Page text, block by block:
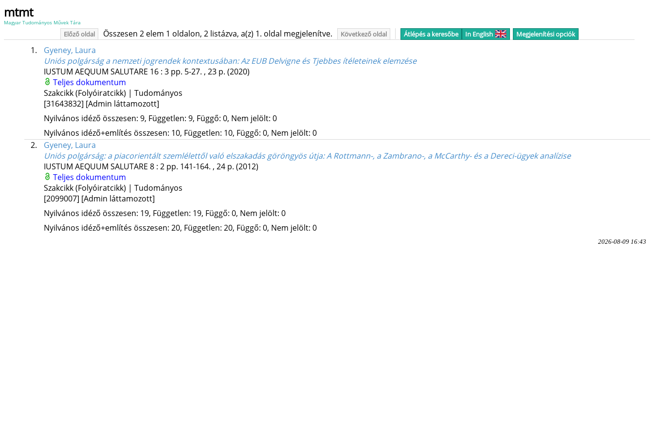
mtmt
Magyar Tudományos Művek Tára
Előző oldal Összesen 2 elem 1 oldalon, 2 listázva, a(z) 1. oldal megjelenítve. Következő oldal Átlépés a keresőbe In English Megjelenítési opciók
1.
Gyeney, Laura
Uniós polgárság a nemzeti jogrendek kontextusában: Az EUB Delvigne és Tjebbes ítéleteinek elemzése
IUSTUM AEQUUM SALUTARE 16: 3 pp. 5-27. , 23 p. (2020)
Teljes dokumentum
Szakcikk (Folyóiratcikk) | Tudományos
[31643832] [Admin láttamozott]
Nyilvános idéző összesen: 9, Független: 9, Függő: 0, Nem jelölt: 0
Nyilvános idéző+említés összesen: 10, Független: 10, Függő: 0, Nem jelölt: 0
2.
Gyeney, Laura
Uniós polgárság: a piacorientált szemlélettől való elszakadás göröngyös útja: A Rottmann-, a Zambrano-, a McCarthy- és a Dereci-ügyek analízise
IUSTUM AEQUUM SALUTARE 8: 2 pp. 141-164. , 24 p. (2012)
Teljes dokumentum
Szakcikk (Folyóiratcikk) | Tudományos
[2099007] [Admin láttamozott]
Nyilvános idéző összesen: 19, Független: 19, Függő: 0, Nem jelölt: 0
Nyilvános idéző+említés összesen: 20, Független: 20, Függő: 0, Nem jelölt: 0
2026-08-09 16:43